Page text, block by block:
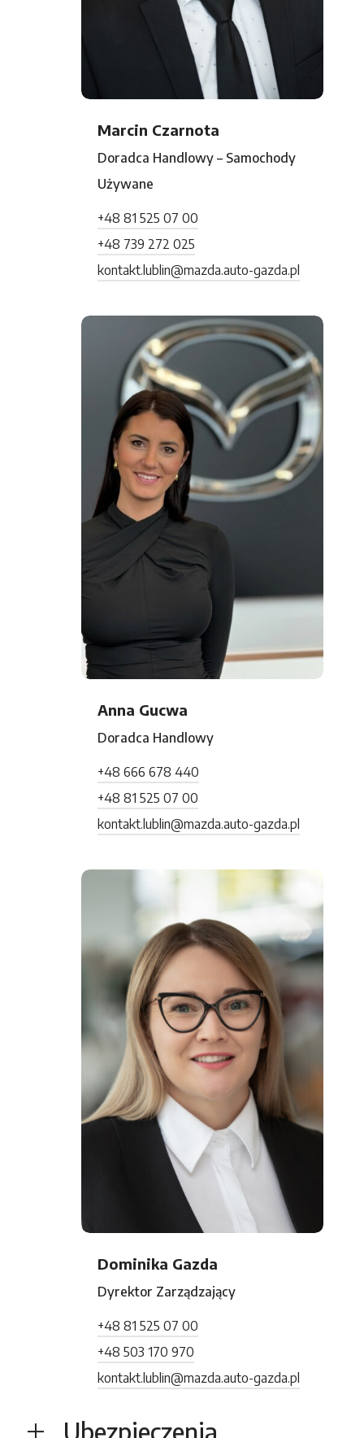
Marcin Czarnota
Doradca Handlowy – Samochody
Używane
+48 81 525 07 00
+48 739 272 025
kontakt.lublin@mazda.auto-gazda.pl
Anna Gucwa
Doradca Handlowy
+48 666 678 440
+48 81 525 07 00
kontakt.lublin@mazda.auto-gazda.pl
Dominika Gazda
Dyrektor Zarządzający
+48 81 525 07 00
+48 503 170 970
kontakt.lublin@mazda.auto-gazda.pl
Ubezpieczenia